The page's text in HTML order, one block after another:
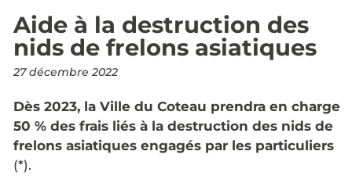
Aide à la destruction des
nids de frelons asiatiques
27 décembre 2022
Dès 2023, la Ville du Coteau prendra en charge
50 % des frais liés à la destruction des nids de
frelons asiatiques engagés par les particuliers
(*).